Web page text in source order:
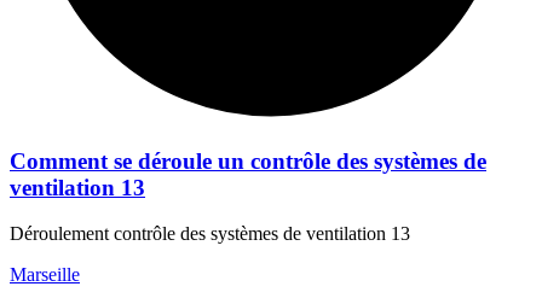
Comment se déroule un contrôle des systèmes de
ventilation 13
Déroulement contrôle des systèmes de ventilation 13
Marseille